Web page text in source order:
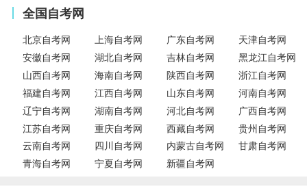
全国自考网
北京自考网 上海自考网 广东自考网
天津自考网
安徽自考网
湖北自考网 吉林自考网
黑龙江自考网
山西自考网
海南自考网 陕西自考网
浙江自考网
福建自考网
江西自考网 山东自考网
河南自考网
辽宁自考网
湖南自考网 河北自考网
广西自考网
江苏自考网
重庆自考网 西藏自考网
贵州自考网
云南自考网
四川自考网 内蒙古自考网
甘肃自考网
青海自考网
宁夏自考网 新疆自考网